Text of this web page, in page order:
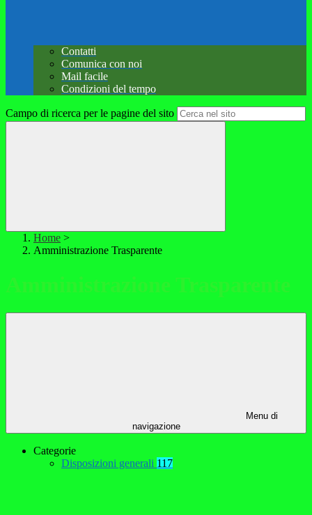
Contatti
Comunica con noi
Mail facile
Condizioni del tempo
Campo di ricerca per le pagine del sito
Home >
Amministrazione Trasparente
Amministrazione Trasparente
Menu di
navigazione
Categorie
Disposizioni generali 117